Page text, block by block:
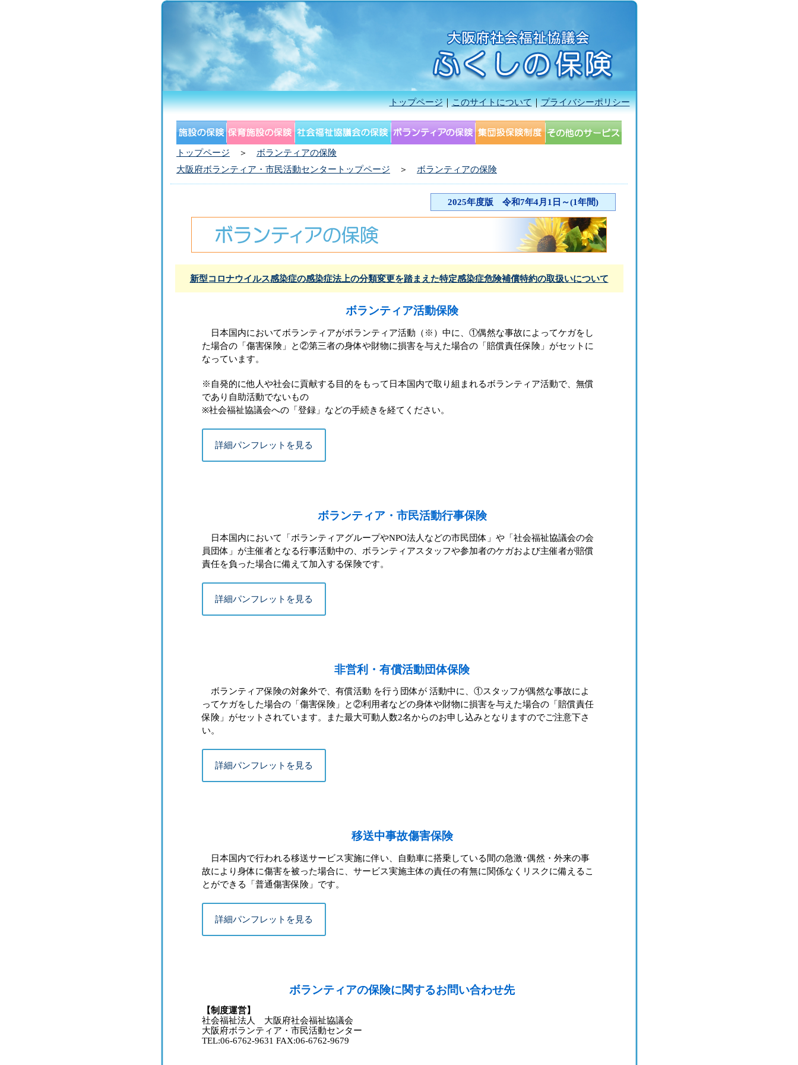
トップページ｜このサイトについて｜プライバシーポリシー
トップページ ＞ ボランティアの保険
大阪府ボランティア・市民活動センタートップページ ＞ ボランティアの保険
2025年度版 令和7年4月1日～(1年間)
新型コロナウイルス感染症の感染症法上の分類変更を踏まえた特定感染症危険補償特約の取扱いについて
ボランティア活動保険
日本国内においてボランティアがボランティア活動（※）中に、①偶然な事故によってケガをし
た場合の「傷害保険」と②第三者の身体や財物に損害を与えた場合の「賠償責任保険」がセットに
なっています。
※自発的に他人や社会に貢献する目的をもって日本国内で取り組まれるボランティア活動で、無償
であり自助活動でないもの
※社会福祉協議会への「登録」などの手続きを経てください。
詳細パンフレットを見る
ボランティア・市民活動行事保険
日本国内において「ボランティアグループやNPO法人などの市民団体」や「社会福祉協議会の会
員団体」が主催者となる行事活動中の、ボランティアスタッフや参加者のケガおよび主催者が賠償
責任を負った場合に備えて加入する保険です。
詳細パンフレットを見る
非営利・有償活動団体保険
ボランティア保険の対象外で、有償活動 を行う団体が 活動中に、①スタッフが偶然な事故によ
ってケガをした場合の「傷害保険」と②利用者などの身体や財物に損害を与えた場合の「賠償責任
保険」がセットされています。また最大可動人数2名からのお申し込みとなりますのでご注意下さ
い。
詳細パンフレットを見る
移送中事故傷害保険
日本国内で行われる移送サービス実施に伴い、自動車に搭乗している間の急激･偶然・外来の事
故により身体に傷害を被った場合に、サービス実施主体の責任の有無に関係なくリスクに備えるこ
とができる「普通傷害保険」です。
詳細パンフレットを見る
ボランティアの保険に関するお問い合わせ先
【制度運営】
社会福祉法人 大阪府社会福祉協議会
大阪府ボランティア・市民活動センター
TEL:06-6762-9631 FAX:06-6762-9679